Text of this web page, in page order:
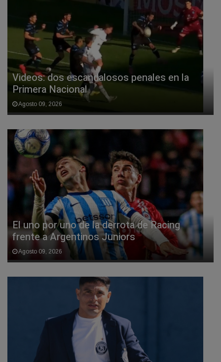
Videos: dos escandalosos penales en la
Primera Nacional
Agosto 09, 2026
El uno por uno de la derrota de Racing
frente a Argentinos Juniors
Agosto 09, 2026